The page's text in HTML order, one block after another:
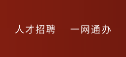
人才招聘 一网通办